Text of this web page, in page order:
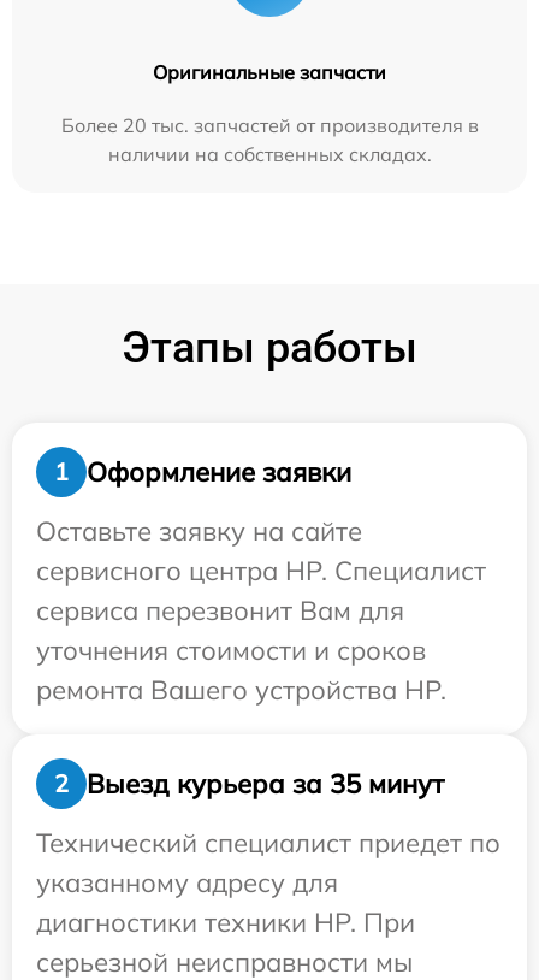
Оригинальные запчасти
Более 20 тыс. запчастей от производителя в
наличии на собственных складах.
Этапы работы
1
Оформление заявки
Оставьте заявку на сайте
сервисного центра HP. Специалист
сервиса перезвонит Вам для
уточнения стоимости и сроков
ремонта Вашего устройства HP.
2
Выезд курьера за 35 минут
Технический специалист приедет по
указанному адресу для
диагностики техники HP. При
серьезной неисправности мы